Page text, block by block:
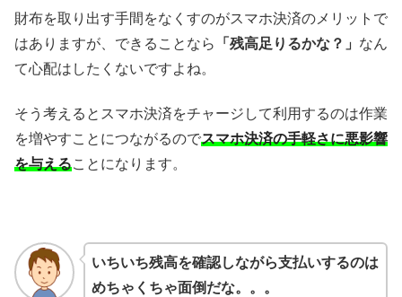
財布を取り出す手間をなくすのがスマホ決済のメリットで
はありますが、できることなら
「残高足りるかな？」 なん
て心配はしたくないですよね。
そう考えるとスマホ決済をチャージして利用するのは作業
を増やすことにつながるのでスマホ決済の手軽さに悪影響
を与えることになります。
いちいち残高を確認しながら支払いするのは
めちゃくちゃ面倒だな。。。